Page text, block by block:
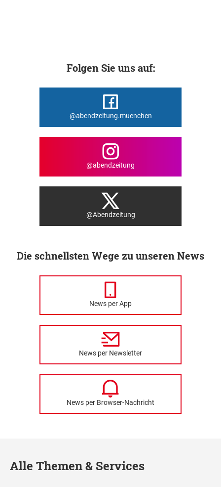
Folgen Sie uns auf:
@abendzeitung.muenchen
@abendzeitung
@Abendzeitung
Die schnellsten Wege zu unseren News
News per App
News per Newsletter
News per Browser-Nachricht
Alle Themen & Services